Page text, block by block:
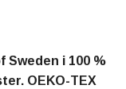
Sweden i 100 %
OEKO-TEX